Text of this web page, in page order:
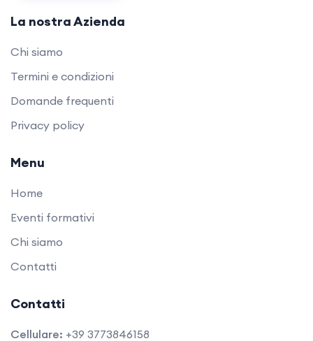
La nostra Azienda
Chi siamo
Termini e condizioni
Domande frequenti
Privacy policy
Menu
Home
Eventi formativi
Chi siamo
Contatti
Contatti
Cellulare: +39 3773846158